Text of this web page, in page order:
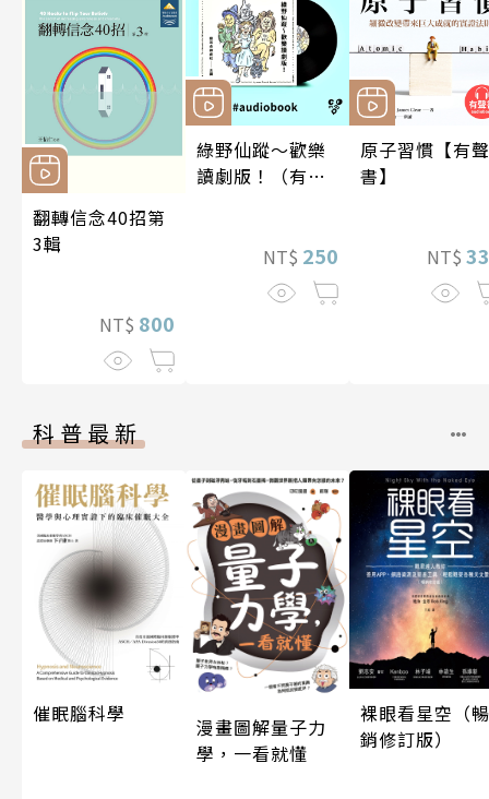
翻轉信念40招第
3輯
NT$ 800
綠野仙蹤～歡樂
讀劇版！（有聲
NT$ 250
原子習慣【有聲
書】
NT$
科普最新
催眠腦科學
漫畫圖解量子力
學，一看就懂
裸眼看星空（暢
銷修訂版）